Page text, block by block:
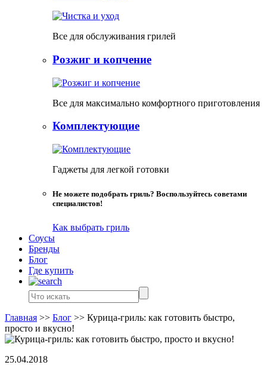
Все для обслуживания грилей
Розжиг и копчение
Все для максимально комфортного приготовления
Комплектующие
Гаджеты для легкой готовки
Не можете подобрать гриль? Воспользуйтесь советами
специалистов!
Как выбрать гриль
Соусы
Бренды
Блог
Где купить
Главная >> Блог >> Курица-гриль: как готовить быстро,
просто и вкусно!
25.04.2018